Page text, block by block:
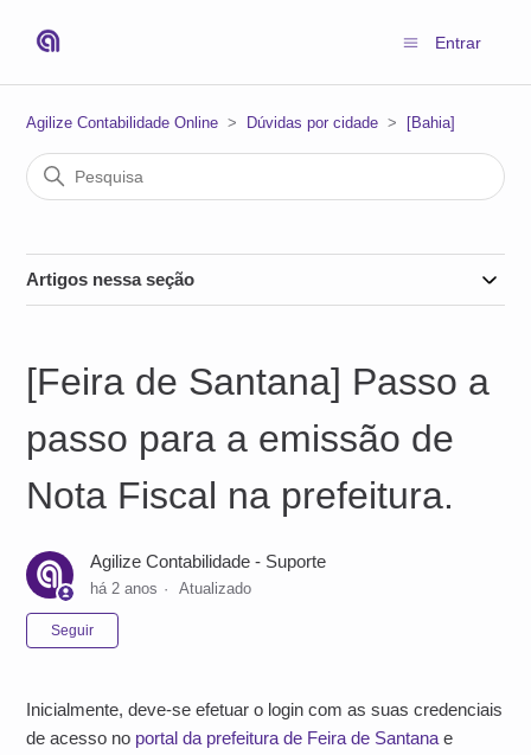
Entrar
Agilize Contabilidade Online Dúvidas por cidade [Bahia]
Artigos nessa seção
[Feira de Santana] Passo a
passo para a emissão de
Nota Fiscal na prefeitura.
Agilize Contabilidade - Suporte
há 2 anos Atualizado
Seguir
Inicialmente, deve-se efetuar o login com as suas credenciais
de acesso no portal da prefeitura de Feira de Santanae